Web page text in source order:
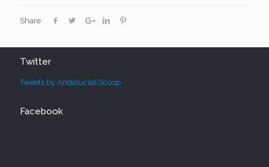
Share
Twitter
Tweets by AndaluciaEScoop
Facebook